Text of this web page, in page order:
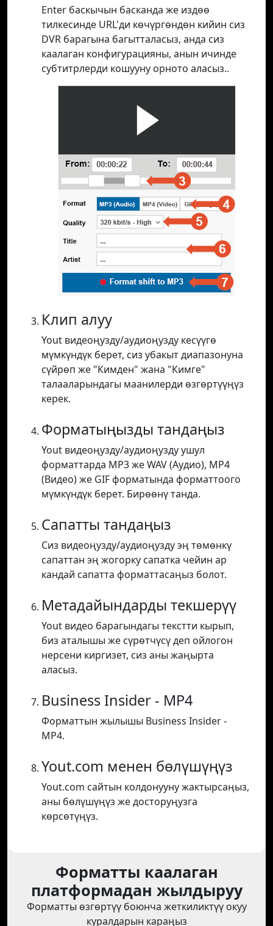
Enter баскычын басканда же издөө
тилкесинде URL'ди көчүргөндөн кийин сиз
DVR барагына багытталасыз, анда сиз
каалаган конфигурацияны, анын ичинде
субтитрлерди кошууну орното аласыз..
Клип алуу
Yout видеоңузду/аудиоңузду кесүүгө
мүмкүндүк берет, сиз убакыт диапазонуна
сүйрөп же "Кимден" жана "Кимге"
талааларындагы маанилерди өзгөртүүңүз
керек.
Форматыңызды тандаңыз
Yout видеоңузду/аудиоңузду ушул
форматтарда MP3 же WAV (Аудио), MP4
(Видео) же GIF форматында форматтоого
мүмкүндүк берет. Бирөөнү танда.
Сапатты тандаңыз
Сиз видеоңузду/аудиоңузду эң төмөнкү
сапаттан эң жогорку сапатка чейин ар
кандай сапатта форматтасаңыз болот.
Метадайындарды текшерүү
Yout видео барагындагы текстти кырып,
биз аталышы же сүрөтчүсү деп ойлогон
нерсени киргизет, сиз аны жаңырта
аласыз.
Business Insider - MP4
Форматтын жылышы Business Insider -
MP4.
Yout.com менен бөлүшүңүз
Yout.com сайтын колдонууну жактырсаңыз,
аны бөлүшүңүз же досторуңузга
көрсөтүңүз.
Форматты каалаган
платформадан жылдыруу
Форматты өзгөртүү боюнча жеткиликтүү окуу
куралдарын караңыз